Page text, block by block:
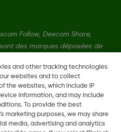
Follow, Dexcom Share,
des marques déposées de
and other tracking technologies
websites and to collect
the websites, which include IP
information, and may include
To provide the best
marketing purposes, we may share
media, advertising and analytics